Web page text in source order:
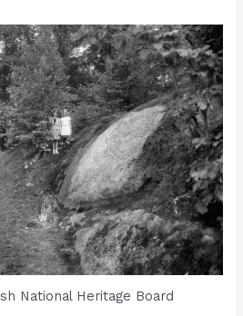
National Heritage Board